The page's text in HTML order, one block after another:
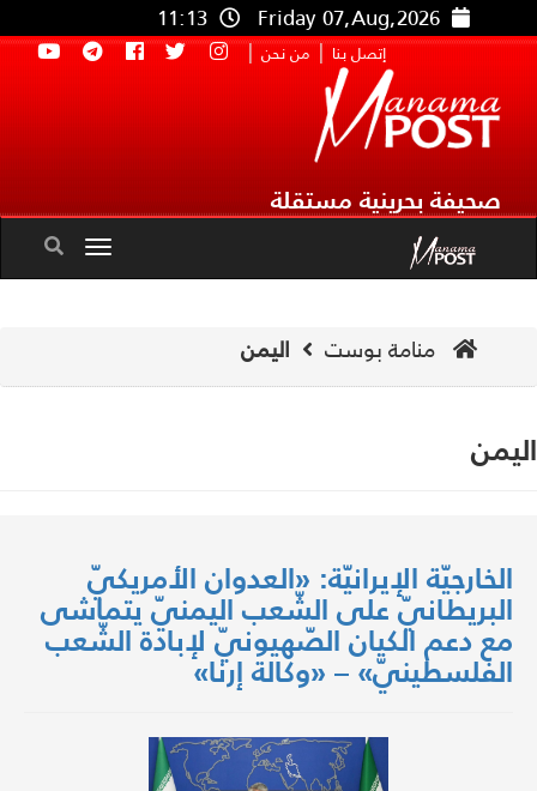
Friday 07,Aug,2026
11:13
إتصل بنا | من نحن |
صحيفة بحرينية مستقلة
Toggle
navigation
منامة بوست اليمن
الخارجيّة الإيرانيّة: «العدوان الأمريكيّ
البريطانيّ على الشّعب اليمنيّ يتماشى
مع دعم الكيان الصّهيونيّ لإبادة الشّعب
الفلسطينيّ» – «وكالة إرنا»